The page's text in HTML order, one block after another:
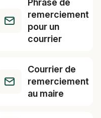
Phrase de
remerciement
pour un
courrier
Courrier de
remerciement
au maire